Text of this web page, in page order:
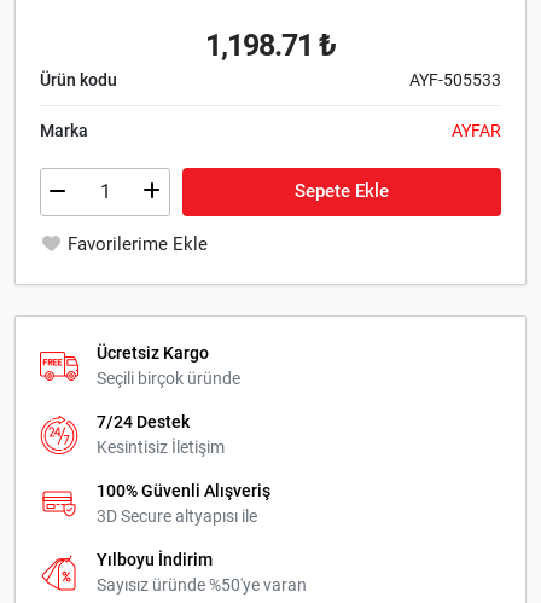
1,198.71 ₺
Ürün kodu AYF-505533
Marka AYFAR
Sepete Ekle
Favorilerime Ekle
Ücretsiz Kargo
Seçili birçok üründe
7/24 Destek
Kesintisiz İletişim
100% Güvenli Alışveriş
3D Secure altyapısı ile
Yılboyu İndirim
Sayısız üründe %50'ye varan